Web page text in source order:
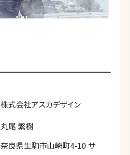
株式会社アスカデザイン
丸尾 繁樹
奈良県生駒市山崎町4-10 サ